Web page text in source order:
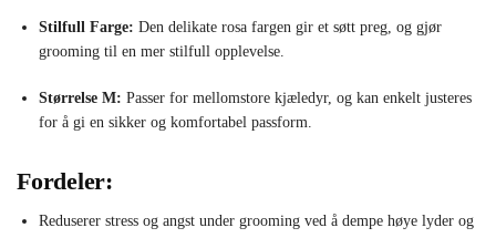
Stilfull Farge: Den delikate rosa fargen gir et søtt preg, og gjør
grooming til en mer stilfull opplevelse.
Størrelse M: Passer for mellomstore kjæledyr, og kan enkelt justeres
for å gi en sikker og komfortabel passform.
Fordeler:
Reduserer stress og angst under grooming ved å dempe høye lyder og